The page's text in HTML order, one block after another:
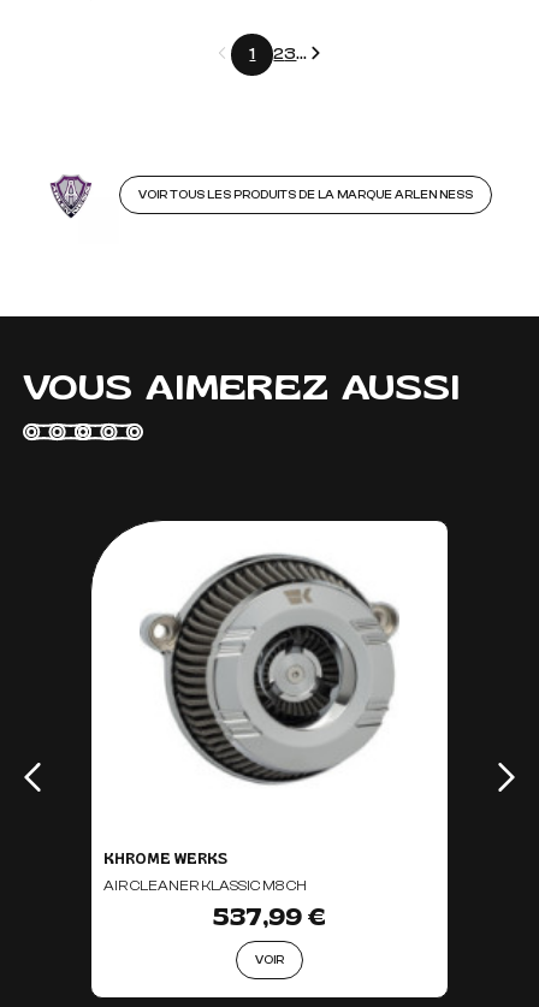
Précédent
1 23... Suivant
VOIR TOUS LES PRODUITS DE LA MARQUE ARLEN NESS
VOUS AIMEREZ AUSSI
KHROME WERKS
AIR CLEANER KLASSIC M8 CH
537,99 €
VOIR